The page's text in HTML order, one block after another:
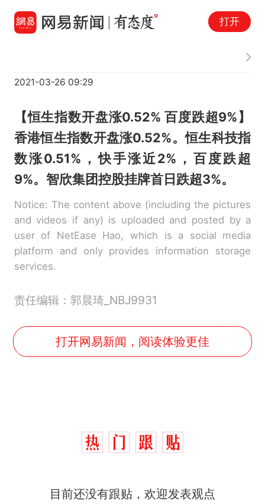
打开
2021-03-26 09:29
【恒生指数开盘涨0.52% 百度跌超9%】
香港恒生指数开盘涨0.52%。恒生科技指
数涨0.51%，快手涨近2%，百度跌超
9%。智欣集团控股挂牌首日跌超3%。
Notice: The content above (including the pictures
and videos if any) is uploaded and posted by a
user of NetEase Hao, which is a social media
platform and only provides information storage
services.
责任编辑：郭晨琦_NBJ9931
打开网易新闻，阅读体验更佳
目前还没有跟贴，欢迎发表观点